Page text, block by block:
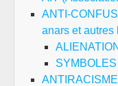
ANTI-
anars et autres
SYMBOLES
ANTIRACISME